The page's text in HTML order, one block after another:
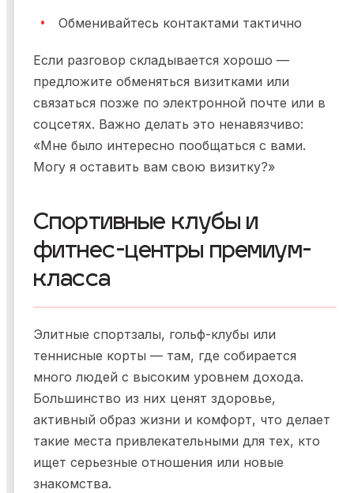
Обменивайтесь контактами тактично
Если разговор складывается хорошо —
предложите обменяться визитками или
связаться позже по электронной почте или в
соцсетях. Важно делать это ненавязчиво:
«Мне было интересно пообщаться с вами.
Могу я оставить вам свою визитку?»
Спортивные клубы и
фитнес-центры премиум-
класса
Элитные спортзалы, гольф-клубы или
теннисные корты — там, где собирается
много людей с высоким уровнем дохода.
Большинство из них ценят здоровье,
активный образ жизни и комфорт, что делает
такие места привлекательными для тех, кто
ищет серьезные отношения или новые
знакомства.